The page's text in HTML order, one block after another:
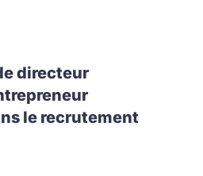
directeur
le recrutement